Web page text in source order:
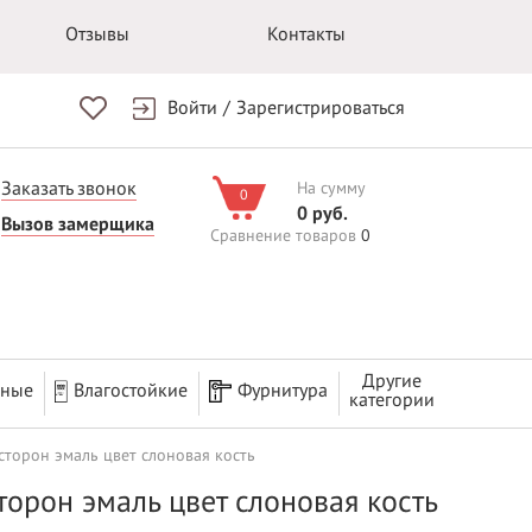
Отзывы Контакты
Войти / Зарегистрироваться
Заказать звонок
Вызов замерщика
0 На сумму
0 руб.
Сравнение товаров 0
Влагостойкие Фурнитура
Другие
категории
эмаль цвет слоновая кость
эмаль цвет слоновая кость